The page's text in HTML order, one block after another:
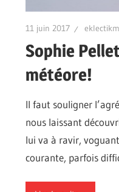
11 juin 2017
Sophie
météore!
Il faut souligner
nous laissant
lui va à ravir,
courante, parfois